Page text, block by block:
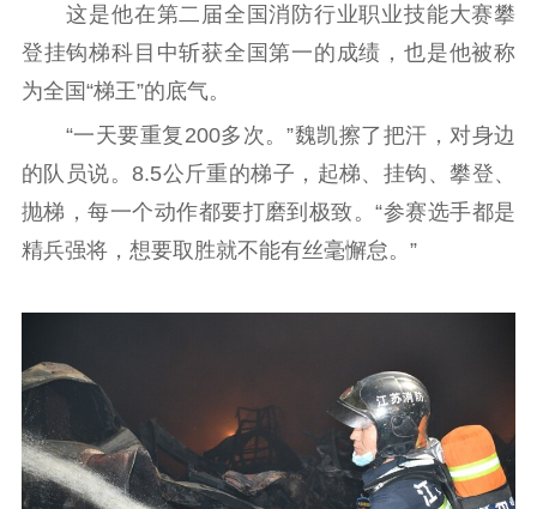
文化交流
体制改革
文化产业
紫金文化艺术节
品牌活动 紫艺舞台
精神文明
文明创建 文明实践
文明培育
先进典型
社会宣传
思想政治教育 爱国主义教育
全民国防教育
新闻出版
精品出版 全民阅读
出版监管
这是他在第二届全国消防行业职业技能大赛攀
登挂钩梯科目中斩获全国第一的成绩，也是他被称
为全国“梯王”的底气。
“一天要重复200多次。”魏凯擦了把汗，对身边
的队员说。8.5公斤重的梯子，起梯、挂钩、攀登、
抛梯，每一个动作都要打磨到极致。“参赛选手都是
精兵强将，想要取胜就不能有丝毫懈怠。”